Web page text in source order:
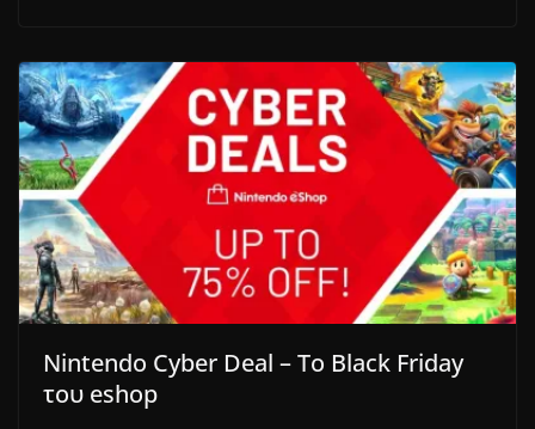
Nintendo Cyber Deal – Το Black Friday
του eshop